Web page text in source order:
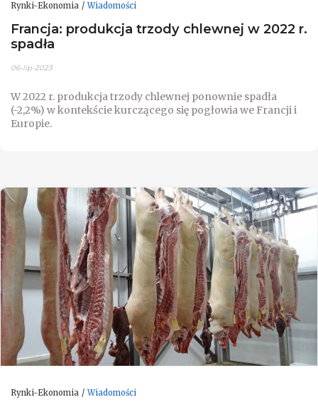
Rynki-Ekonomia Wiadomości
Francja: produkcja trzody chlewnej w 2022 r.
spadła
06-lip-2023
W 2022 r. produkcja trzody chlewnej ponownie spadła
(-2,2%) w kontekście kurczącego się pogłowia we Francji i
Europie.
Rynki-Ekonomia Wiadomości